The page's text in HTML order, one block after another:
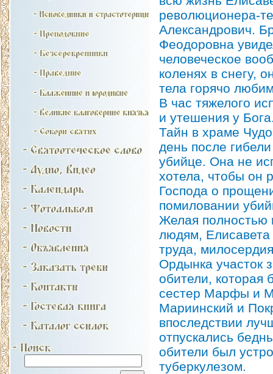
революционера-
Александрович.
Феодоровна
человеческое
коленях в снегу,
тела горячо
В час тяжелого
и утешения у
Тайн в храме
день после
убийце. Она не
хотела, чтобы он
Господа о
помиловании
Желая полностью
людям,
труда,
Ордынка участок
обители, которая
сестер Марфы и
Мариинский и
впоследствии
отпускались
обители был
туберкулезом.